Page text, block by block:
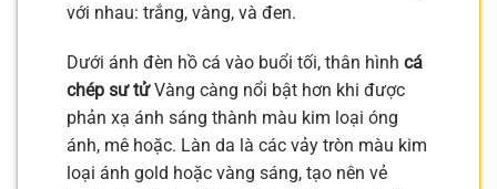
với nhau: trắng, vàng, và đen.
Dưới ánh đèn hồ cá vào buổi tối, thân hình cá
chép sư tửVàng càng nổi bật hơn khi được
phản xạ ánh sáng thành màu kim loại óng
ánh, mê hoặc. Làn da là các vảy tròn màu kim
loại ánh gold hoặc vàng sáng, tạo nên vẻ